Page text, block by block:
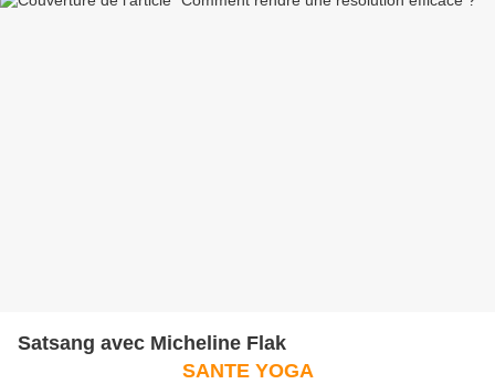
Satsang avec Micheline Flak
SANTE YOGA